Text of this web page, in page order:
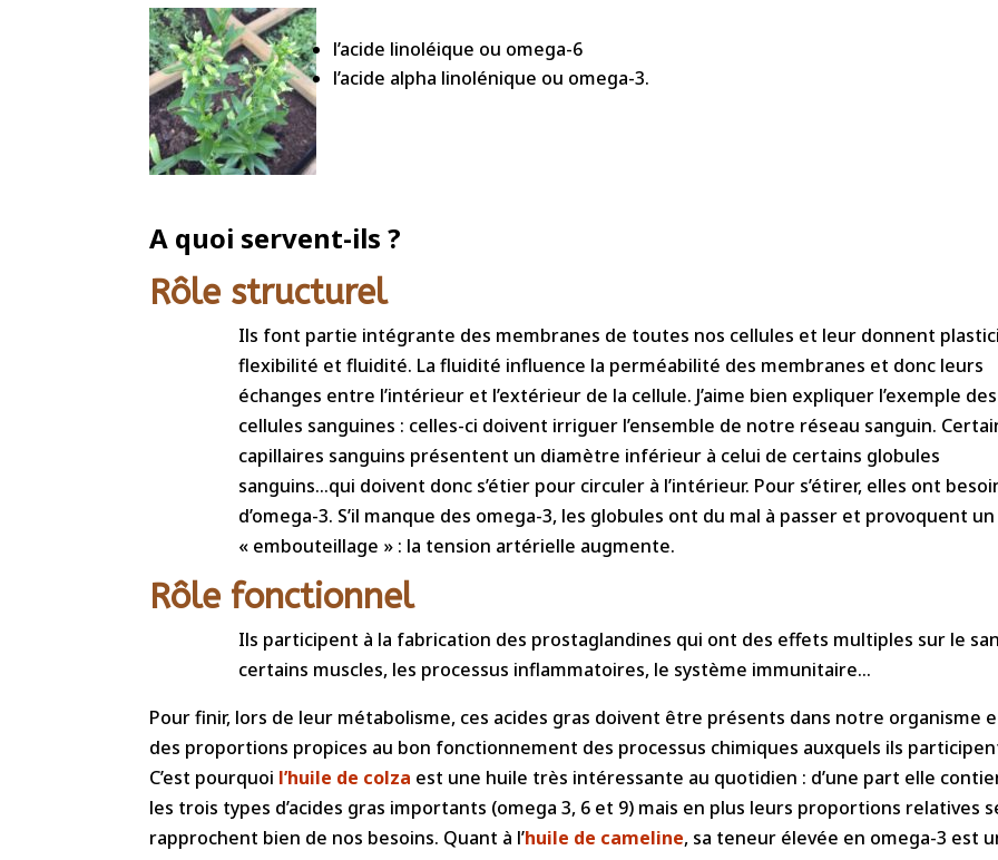
l’acide linoléique ou omega-6
l’acide alpha linolénique ou omega-3.
A quoi servent-ils ?
Rôle structurel
Ils font partie intégrante des membranes de toutes nos cellules et leur donnent
flexibilité et fluidité. La fluidité influence la perméabilité des membranes et donc leurs
échanges entre l’intérieur et l’extérieur de la cellule. J’aime bien expliquer l’exemple des
cellules sanguines : celles-ci doivent irriguer l’ensemble de notre réseau sanguin.
capillaires sanguins présentent un diamètre inférieur à celui de certains globules
sanguins…qui doivent donc s’étier pour circuler à l’intérieur. Pour s’étirer, elles ont
d’omega-3. S’il manque des omega-3, les globules ont du mal à passer et provoquent un
« embouteillage » : la tension artérielle augmente.
Rôle fonctionnel
Ils participent à la fabrication des prostaglandines qui ont des effets multiples sur le
certains muscles, les processus inflammatoires, le système immunitaire…
Pour finir, lors de leur métabolisme, ces acides gras doivent être présents dans notre organisme
des proportions propices au bon fonctionnement des processus chimiques auxquels ils
C’est pourquoi l’huile de colza est une huile très intéressante au quotidien : d’une part elle
les trois types d’acides gras importants (omega 3, 6 et 9) mais en plus leurs proportions relatives
rapprochent bien de nos besoins. Quant à l’huile de cameline, sa teneur élevée en omega-3 est